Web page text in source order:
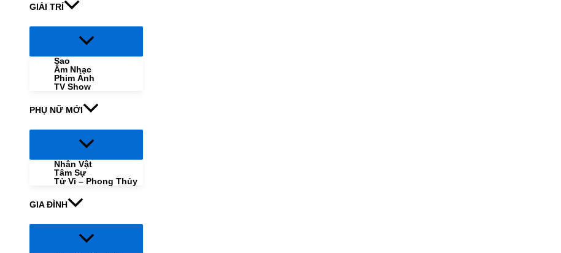
GIẢI TRÍ
Menu
Sao
Âm Nhạc
Phim Ảnh
TV Show
PHỤ NỮ MỚI
Menu
Nhân Vật
Tâm Sự
Tử Vi – Phong Thủy
GIA ĐÌNH
Menu